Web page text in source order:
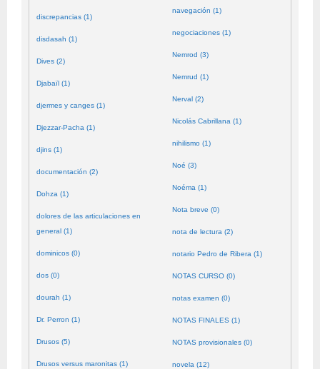
discrepancias (1)
disdasah (1)
Dives (2)
Djabaïl (1)
djermes y canges (1)
Djezzar-Pacha (1)
djins (1)
documentación (2)
Dohza (1)
dolores de las articulaciones en
general (1)
dominicos (0)
dos (0)
dourah (1)
Dr. Perron (1)
Drusos (5)
Drusos versus maronitas (1)
navegación (1)
negociaciones (1)
Nemrod (3)
Nemrud (1)
Nerval (2)
Nicolás Cabrillana (1)
nihilismo (1)
Noé (3)
Noéma (1)
Nota breve (0)
nota de lectura (2)
notario Pedro de Ribera (1)
NOTAS CURSO (0)
notas examen (0)
NOTAS FINALES (1)
NOTAS provisionales (0)
novela (12)